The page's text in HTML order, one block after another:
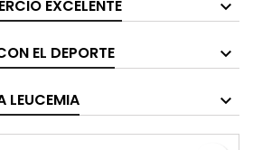
EXCELENTE
EL DEPORTE
LEUCEMIA